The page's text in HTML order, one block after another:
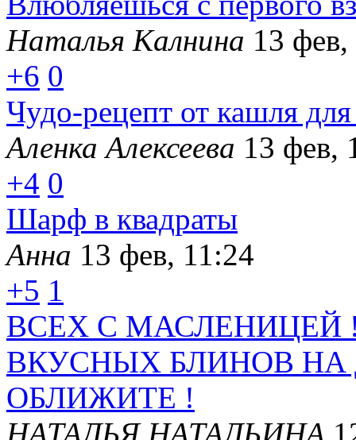
Наталья Калнина 13
+6 0
Чудо-рецепт от кашля
Аленка Алексеева 13 фев,
+4 0
Шарф в квадраты
Анна 13 фев, 11:24
+5 1
ВСЕХ С МАСЛЕНИЦЕЙ
ВКУСНЫХ БЛИНОВ
ОБЛИЖИТЕ !